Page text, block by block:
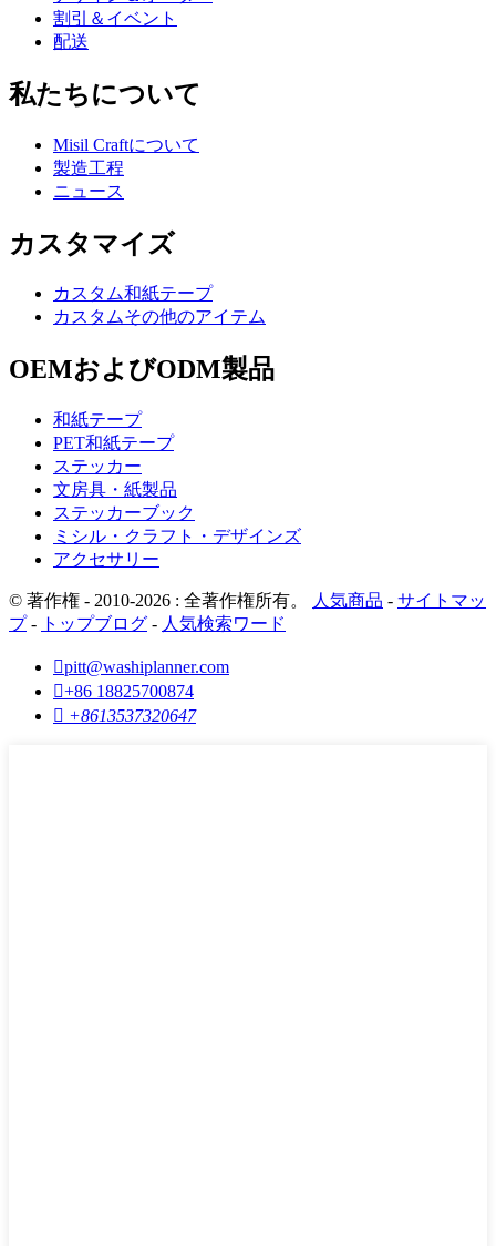
割引＆イベント
配送
私たちについて
Misil Craftについて
製造工程
ニュース
カスタマイズ
カスタム和紙テープ
カスタムその他のアイテム
OEMおよびODM製品
和紙テープ
PET和紙テープ
ステッカー
文房具・紙製品
ステッカーブック
ミシル・クラフト・デザインズ
アクセサリー
© 著作権 - 2010-2026 : 全著作権所有。 人気商品 - サイトマッ
プ- トップブログ - 人気検索ワード
pitt@washiplanner.com
+86 18825700874
 +8613537320647